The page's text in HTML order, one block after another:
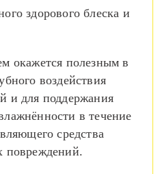
здорового блеска и
окажется полезным в
воздействия
и для поддержания
в течение
средства
повреждений.